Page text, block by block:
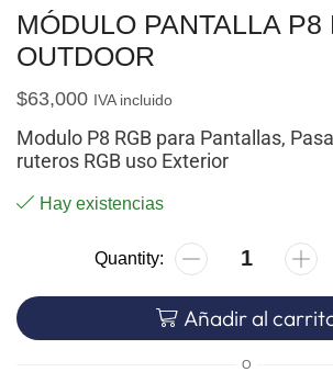
MÓDULO PANTALLA P8
OUTDOOR
$63,000 IVA incluido
Modulo P8 RGB para Pantallas,
ruteros RGB uso Exterior
Hay existencias
Añadir al
O